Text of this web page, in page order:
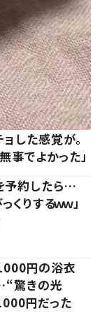
した感覚が。
事でよかった」
予約したら…
りするｗｗ」
1000円の浴衣
驚きの光
円だった